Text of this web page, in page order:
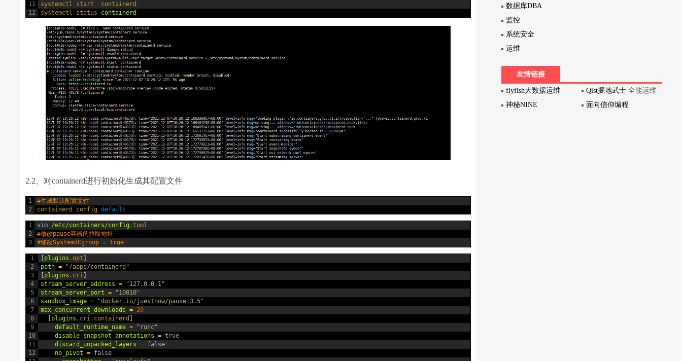
11
12
systemctl start containerd
systemctl status containerd
2.2、对containerd进行初始化生成其配置文件
1
2
#生成默认配置文件
containerd config default
1
2
3
vim /etc/containers/config .toml
#修改pause容器的拉取地址
#修改SystemdCgroup = true
1
2
3
4
5
6
7
8
9
10
11
12
[plugins .opt ]
path =
"/apps/containerd"
[plugins .cri ]
stream_server_address =
"127.0.0.1"
stream_server_port =
"10010"
sandbox_image =
"docker.io/juestnow/pause:3.5"
max_concurrent_downloads = 20
[plugins .cri .containerd ]
default_runtime_name =
"runc"
disable_snapshot_annotations = true
discard_unpacked_layers = false
no_pivot = false
数据库DBA
监控
系统安全
运维
友情链接
flyfish大数据运维 Qist掘地武士 全能运维
神秘NINE
面向信仰编程